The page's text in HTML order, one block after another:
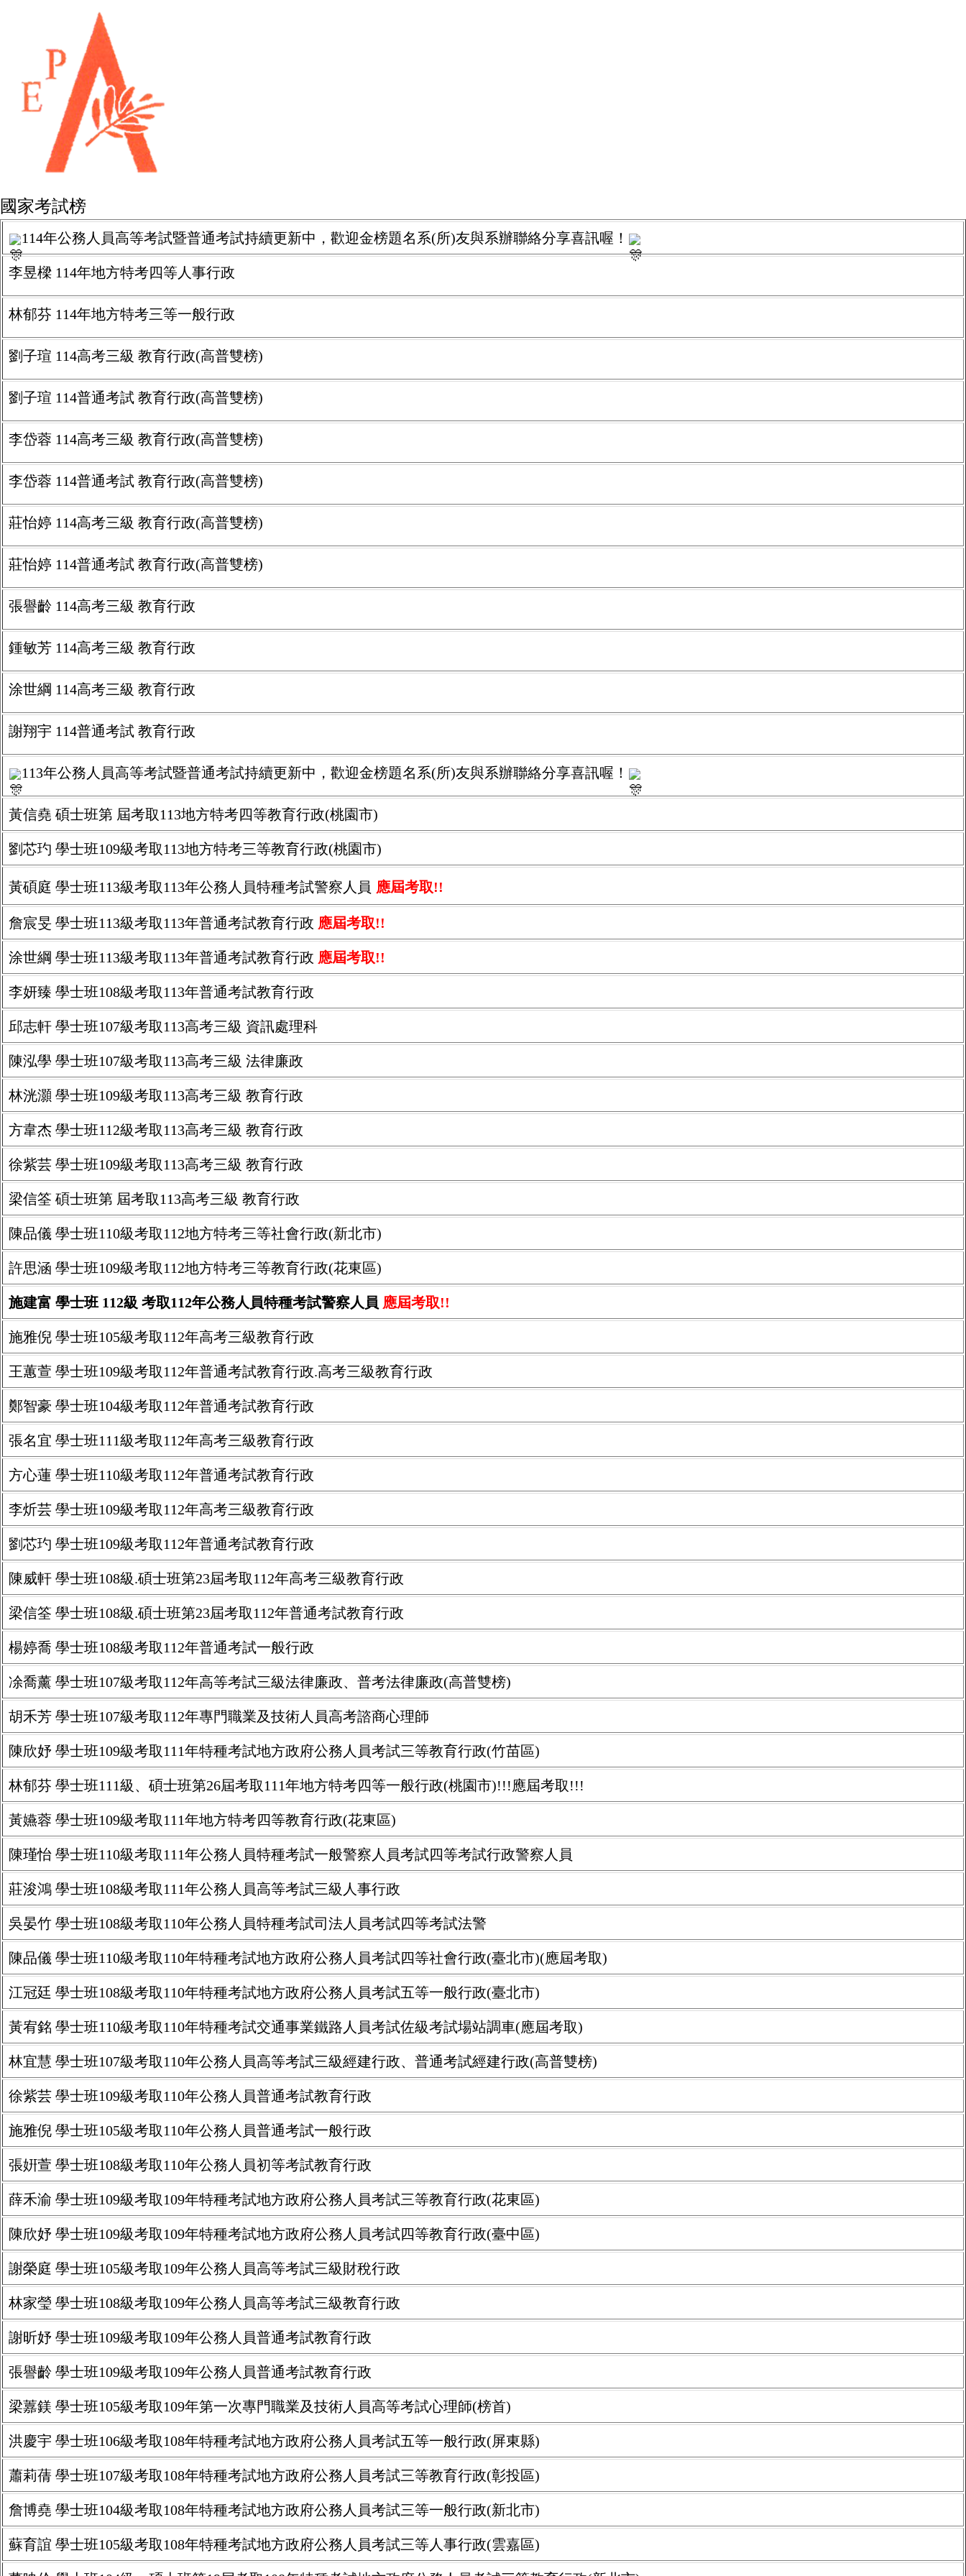
國家考試榜
114年公務人員高等考試暨普通考試持續更新中，歡迎金榜題名系(所)友與系辦聯絡分享喜訊喔！
李昱樑 114年地方特考四等人事行政
林郁芬 114年地方特考三等一般行政
劉子瑄 114高考三級 教育行政(高普雙榜)
劉子瑄 114普通考試 教育行政(高普雙榜)
李岱蓉 114高考三級 教育行政(高普雙榜)
李岱蓉 114普通考試 教育行政(高普雙榜)
莊怡婷 114高考三級 教育行政(高普雙榜)
莊怡婷 114普通考試 教育行政(高普雙榜)
張譽齡 114高考三級 教育行政
鍾敏芳 114高考三級 教育行政
涂世綱 114高考三級 教育行政
謝翔宇 114普通考試 教育行政
113年公務人員高等考試暨普通考試持續更新中，歡迎金榜題名系(所)友與系辦聯絡分享喜訊喔！
黃信堯 碩士班第 屆考取113地方特考四等教育行政(桃園市)
劉芯玓 學士班109級考取113地方特考三等教育行政(桃園市)
黃碩庭 學士班113級考取113年公務人員特種考試警察人員 應屆考取!!
詹宸旻 學士班113級考取113年普通考試教育行政 應屆考取!!
涂世綱 學士班113級考取113年普通考試教育行政 應屆考取!!
李妍臻 學士班108級考取113年普通考試教育行政
邱志軒 學士班107級考取113高考三級 資訊處理科
陳泓學 學士班107級考取113高考三級 法律廉政
林洸灝 學士班109級考取113高考三級 教育行政
方韋杰 學士班112級考取113高考三級 教育行政
徐紫芸 學士班109級考取113高考三級 教育行政
梁信筌 碩士班第 屆考取113高考三級 教育行政
陳品儀 學士班110級考取112地方特考三等社會行政(新北市)
許思涵 學士班109級考取112地方特考三等教育行政(花東區)
施建富 學士班 112級 考取112年公務人員特種考試警察人員 應屆考取!!
施雅倪 學士班105級考取112年高考三級教育行政
王蕙萱 學士班109級考取112年普通考試教育行政.高考三級教育行政
鄭智豪 學士班104級考取112年普通考試教育行政
張名宜 學士班111級考取112年高考三級教育行政
方心蓮 學士班110級考取112年普通考試教育行政
李炘芸 學士班109級考取112年高考三級教育行政
劉芯玓 學士班109級考取112年普通考試教育行政
陳威軒 學士班108級.碩士班第23屆考取112年高考三級教育行政
梁信筌 學士班108級.碩士班第23屆考取112年普通考試教育行政
楊婷喬 學士班108級考取112年普通考試一般行政
凃喬薰 學士班107級考取112年高等考試三級法律廉政、普考法律廉政(高普雙榜)
胡禾芳 學士班107級考取112年專門職業及技術人員高考諮商心理師
陳欣妤 學士班109級考取111年特種考試地方政府公務人員考試三等教育行政(竹苗區)
林郁芬 學士班111級、碩士班第26屆考取111年地方特考四等一般行政(桃園市)!!!應屆考取!!!
黃嬿蓉 學士班109級考取111年地方特考四等教育行政(花東區)
陳瑾怡 學士班110級考取111年公務人員特種考試一般警察人員考試四等考試行政警察人員
莊浚鴻 學士班108級考取111年公務人員高等考試三級人事行政
吳晏竹 學士班108級考取110年公務人員特種考試司法人員考試四等考試法警
陳品儀 學士班110級考取110年特種考試地方政府公務人員考試四等社會行政(臺北市)(應屆考取)
江冠廷 學士班108級考取110年特種考試地方政府公務人員考試五等一般行政(臺北市)
黃宥銘 學士班110級考取110年特種考試交通事業鐵路人員考試佐級考試場站調車(應屆考取)
林宜慧 學士班107級考取110年公務人員高等考試三級經建行政、普通考試經建行政(高普雙榜)
徐紫芸 學士班109級考取110年公務人員普通考試教育行政
施雅倪 學士班105級考取110年公務人員普通考試一般行政
張姸萱 學士班108級考取110年公務人員初等考試教育行政
薛禾渝 學士班109級考取109年特種考試地方政府公務人員考試三等教育行政(花東區)
陳欣妤 學士班109級考取109年特種考試地方政府公務人員考試四等教育行政(臺中區)
謝榮庭 學士班105級考取109年公務人員高等考試三級財稅行政
林家瑩 學士班108級考取109年公務人員高等考試三級教育行政
謝昕妤 學士班109級考取109年公務人員普通考試教育行政
張譽齡 學士班109級考取109年公務人員普通考試教育行政
梁䕒鎂 學士班105級考取109年第一次專門職業及技術人員高等考試心理師(榜首)
洪慶宇 學士班106級考取108年特種考試地方政府公務人員考試五等一般行政(屏東縣)
蕭莉蒨 學士班107級考取108年特種考試地方政府公務人員考試三等教育行政(彰投區)
詹博堯 學士班104級考取108年特種考試地方政府公務人員考試三等一般行政(新北市)
蘇育誼 學士班105級考取108年特種考試地方政府公務人員考試三等人事行政(雲嘉區)